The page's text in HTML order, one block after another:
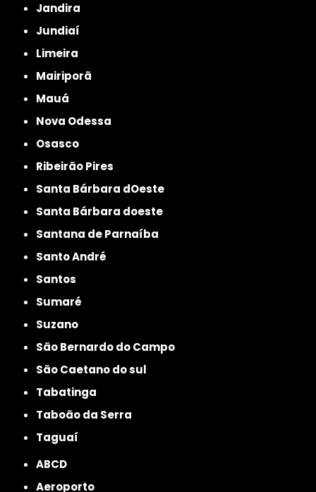
Jandira
Jundiaí
Limeira
Mairiporã
Mauá
Nova Odessa
Osasco
Ribeirão Pires
Santa Bárbara dOeste
Santa Bárbara doeste
Santana de Parnaíba
Santo André
Santos
Sumaré
Suzano
São Bernardo do Campo
São Caetano do sul
Tabatinga
Taboão da Serra
Taguaí
ABCD
Aeroporto